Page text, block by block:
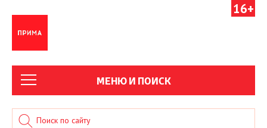
16+
МЕНЮ И ПОИСК